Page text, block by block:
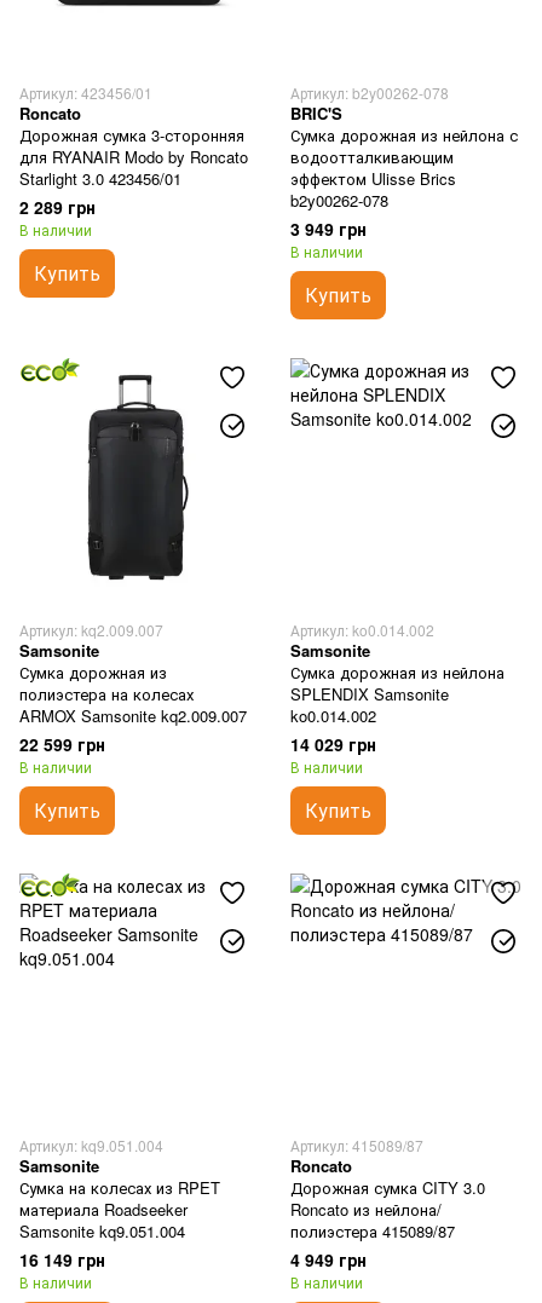
Артикул: 423456/01
Roncato
Дорожная сумка 3-сторонняя
для RYANAIR Modo by Roncato
Starlight 3.0 423456/01
2 289 грн
В наличии
Купить
Артикул: b2y00262-078
BRIC'S
Сумка дорожная из нейлона с
водоотталкивающим
эффектом Ulisse Brics
b2y00262-078
3 949 грн
В наличии
Купить
Артикул: kq2.009.007
Samsonite
Сумка дорожная из
полиэстера на колесах
ARMOX Samsonite kq2.009.007
22 599 грн
В наличии
Купить
Артикул: ko0.014.002
Samsonite
Сумка дорожная из нейлона
SPLENDIX Samsonite
ko0.014.002
14 029 грн
В наличии
Купить
Артикул: kq9.051.004
Samsonite
Сумка на колесах из RPET
материала Roadseeker
Samsonite kq9.051.004
16 149 грн
В наличии
Артикул: 415089/87
Roncato
Дорожная сумка CITY 3.0
Roncato из нейлона/
полиэстера 415089/87
4 949 грн
В наличии